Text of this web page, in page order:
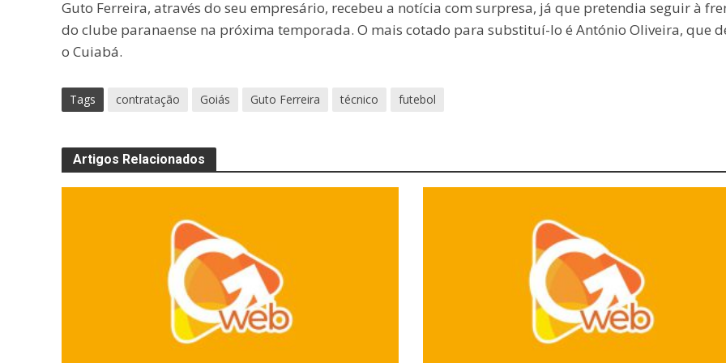
Guto Ferreira, através do seu empresário, recebeu a notícia com surpresa, já que pretendia seguir à
do clube paranaense na próxima temporada. O mais cotado para substituí-lo é António Oliveira, que
o Cuiabá.
Tags contratação Goiás Guto Ferreira técnico futebol
Artigos Relacionados